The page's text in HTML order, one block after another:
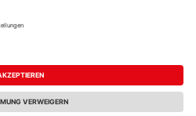
Widerruf
Datenschutz
Vertrag widerrufen